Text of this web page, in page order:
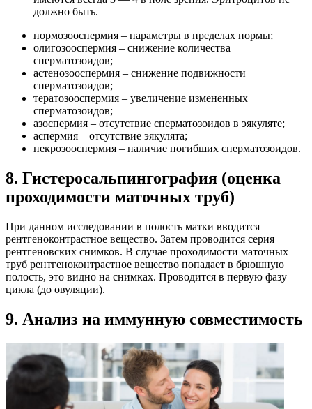
должно быть.
нормозооспермия – параметры в пределах нормы;
олигозооспермия – снижение количества
сперматозоидов;
астенозооспермия – снижение подвижности
сперматозоидов;
тератозооспермия – увеличение измененных
сперматозоидов;
азоспермия – отсутствие сперматозоидов в эякуляте;
аспермия – отсутствие эякулята;
некрозооспермия – наличие погибших сперматозоидов.
8. Гистеросальпингография (оценка
проходимости маточных труб)
При данном исследовании в полость матки вводится
рентгеноконтрастное вещество. Затем проводится серия
рентгеновских снимков. В случае проходимости маточных
труб рентгеноконтрастное вещество попадает в брюшную
полость, это видно на снимках. Проводится в первую фазу
цикла (до овуляции).
9. Анализ на иммунную совместимость